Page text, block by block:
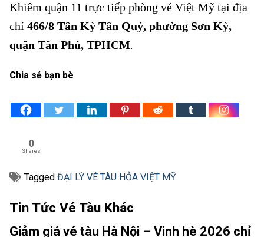
Khiêm quận 11 trực tiếp phòng vé Việt Mỹ tại địa
chỉ 466/8 Tân Kỳ Tân Quý, phường Sơn Kỳ,
quận Tân Phú, TPHCM.
Chia sẻ bạn bè
0
Shares
Tagged ĐẠI LÝ VÉ TÀU HỎA VIỆT MỸ
Tin Tức Vé Tàu Khác
Giảm giá vé tàu Hà Nội – Vinh hè 2026 chỉ